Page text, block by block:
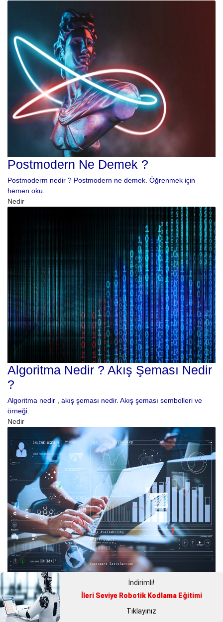
Postmodern Ne Demek ?
Postmoderm nedir ? Postmodern ne demek. Öğrenmek için
hemen oku.
Nedir
Algoritma Nedir ? Akış Şeması Nedir
?
Algoritma nedir , akış şeması nedir. Akış şeması sembolleri ve
örneği.
Nedir
Modern Çağın Madeni Veri Nedir,
Veri Tabanı Yönetim Sistemleri
İndirimli!
İleri Seviye Robotik Kodlama Eğitimi
Tıklayınız